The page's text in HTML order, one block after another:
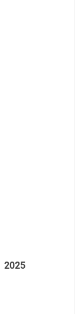
2025